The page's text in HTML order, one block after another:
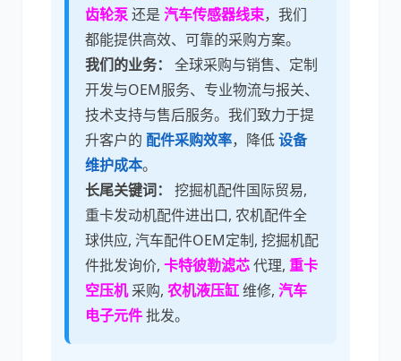
齿轮泵还是 汽车传感器线束，我们
都能提供高效、可靠的采购方案。
我们的业务：
全球采购与销售、定制
开发与OEM服务、专业物流与报关、
技术支持与售后服务。我们致力于提
升客户的 配件采购效率，降低设备
维护成本。
长尾关键词：
挖掘机配件国际贸易,
重卡发动机配件进出口, 农机配件全
球供应, 汽车配件OEM定制, 挖掘机配
件批发询价, 卡特彼勒滤芯代理, 重卡
空压机采购, 农机液压缸维修, 汽车
电子元件批发。